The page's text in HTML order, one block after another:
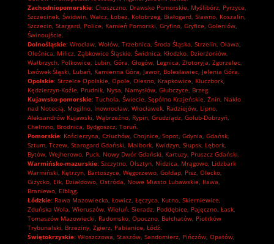
Zachodniopomorskie: Choszczno, Drawsko Pomorskie, Myślibórz, Pyrzyce,
Szczecinek, Świdwin, Wałcz, Łobez, Kołobrzeg, Białogard, Sławno, Koszalin,
Szczecin, Stargard, Police, Kamień Pomorski, Gryfino, Gryfice, Goleniów,
Świnoujście.
Dolnośląskie: Wrocław, Wołów, Trzebnica, Środa Śląska, Strzelin, Oława,
Oleśnica, Milicz, Ząbkowice Śląskie, Świdnica, Kłodzko, Dzierżoniów,
Wałbrzych, Polkowice, Lubin, Góra, Głogów, Legnica, Złotoryja, Zgorzelec,
Lwówek Śląski, Lubań, Kamienna Góra, Jawor, Bolesławiec, Jelenia Góra.
Opolskie: Strzelce Opolskie, Opole, Olesno, Krapkowice, Kluczbork,
Kędzierzyn-Koźle, Prudnik, Nysa, Namysłów, Głubczyce, Brzeg.
Kujawsko-pomorskie: Tuchola, Świecie, Sępólno Krajeńskie, Żnin, Nakło
nad Notecią, Mogilno, Inowrocław, Włocławek, Radziejów, Lipno,
Aleksandrów Kujawski, Wąbrzeźno, Rypin, Grudziądz, Golub-Dobrzyń,
Chełmno, Brodnica, Bydgoszcz, Toruń.
Pomorskie: Kościerzyna, Człuchów, Chojnice, Sopot, Gdynia, Gdańsk,
Sztum, Tczew, Starogard Gdański, Malbork, Kwidzyn, Słupsk, Lębork,
Bytów, Wejherowo, Puck, Nowy Dwór Gdański, Kartuzy, Pruszcz Gdański.
Warmińsko-mazurskie: Szczytno, Olsztyn, Nidzica, Mrągowo, Lidzbark
Warmiński, Kętrzyn, Bartoszyce, Węgorzewo, Gołdap, Pisz, Olecko,
Giżycko, Ełk, Działdowo, Ostróda, Nowe Miasto Lubawskie, Iława,
Braniewo, Elbląg.
Łódzkie: Rawa Mazowiecka, Łowicz, Łęczyca, Kutno, Skierniewice,
Zduńska Wola, Wieruszów, Wieluń, Sieradz, Poddębice, Pajęczno, Łask,
Tomaszów Mazowiecki, Radomsko, Opoczno, Bełchatów, Piotrków
Trybunalski, Brzeziny, Zgierz, Pabianice, Łódź.
Świętokrzyskie: Włoszczowa, Staszów, Sandomierz, Pińczów, Opatów,